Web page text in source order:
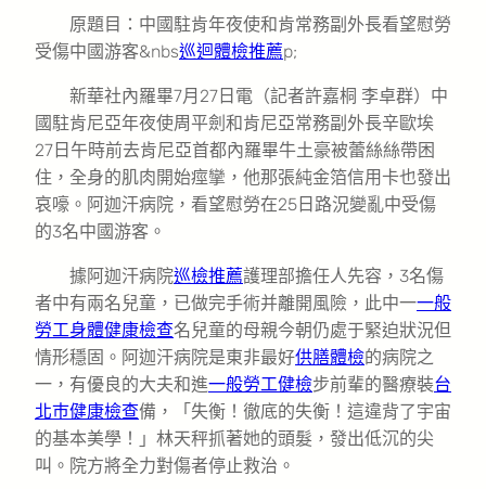
原題目：中國駐肯年夜使和肯常務副外長看望慰勞
受傷中國游客&nbs巡迴體檢推薦p;
新華社內羅畢7月27日電（記者許嘉桐 李卓群）中
國駐肯尼亞年夜使周平劍和肯尼亞常務副外長辛歐埃
27日午時前去肯尼亞首都內羅畢牛土豪被蕾絲絲帶困
住，全身的肌肉開始痙攣，他那張純金箔信用卡也發出
哀嚎。阿迦汗病院，看望慰勞在25日路況變亂中受傷
的3名中國游客。
據阿迦汗病院巡檢推薦護理部擔任人先容，3名傷
者中有兩名兒童，已做完手術并離開風險，此中一一般
勞工身體健康檢查名兒童的母親今朝仍處于緊迫狀況但
情形穩固。阿迦汗病院是東非最好供膳體檢的病院之
一，有優良的大夫和進一般勞工健檢步前輩的醫療裝台
北巿健康檢查備，「失衡！徹底的失衡！這違背了宇宙
的基本美學！」林天秤抓著她的頭髮，發出低沉的尖
叫。院方將全力對傷者停止救治。